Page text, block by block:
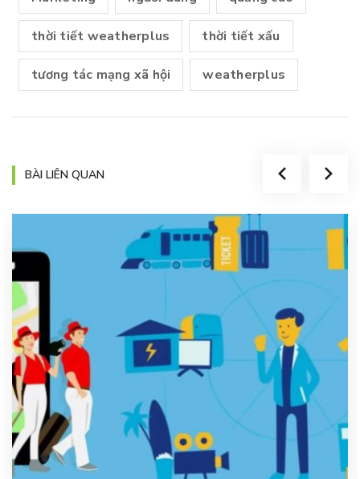
thời tiết weatherplus thời tiết xấu
tương tác mạng xã hội weatherplus
BÀI LIÊN QUAN